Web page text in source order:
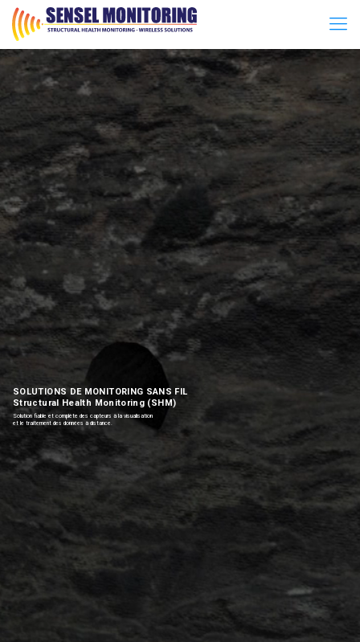
SOLUTIONS DE MONITORING SANS FIL
Structural Health Monitoring (SHM)
Solution fiable et complète des capteurs à la visualisation
et le traitement des données à distance.